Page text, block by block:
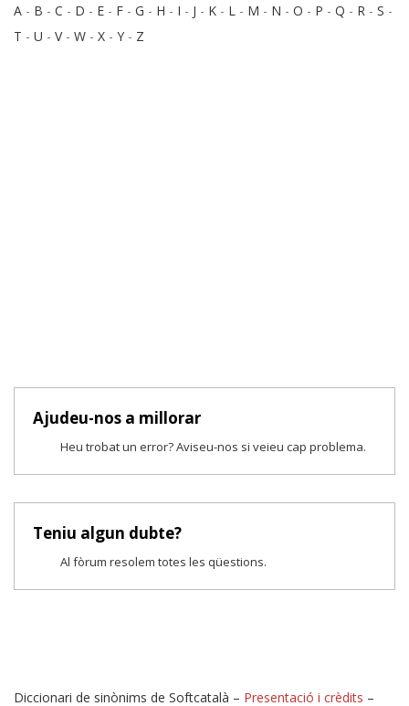
A - B - C - D - E - F - G - H - I - J - K - L - M - N - O - P - Q - R - S -
T - U - V- W - X - Y - Z
Ajudeu-nos a millorar
Heu trobat un error? Aviseu-nos si veieu cap problema.
Teniu algun dubte?
Al fòrum resolem totes les qüestions.
Diccionari de sinònims de Softcatalà – Presentació i crèdits –